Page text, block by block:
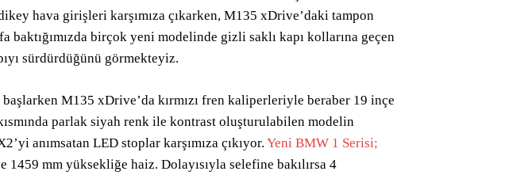
hava girişleri karşımıza çıkarken, M135 xDrive’daki tampon
baktığımızda birçok yeni modelinde gizli saklı kapı kollarına geçen
sürdürdüğünü görmekteyiz.
M135 xDrive’da kırmızı fren kaliperleriyle beraber 19 inçe
parlak siyah renk ile kontrast oluşturulabilen modelin
anımsatan LED stoplar karşımıza çıkıyor. Yeni BMW 1 Serisi;
mm yüksekliğe haiz. Dolayısıyla selefine bakılırsa 4